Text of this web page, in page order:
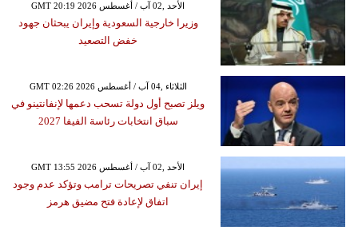
GMT 20:19 2026 الأحد ,02 آب / أغسطس
وزيرا خارجية السعودية وإيران يبحثان جهود
خفض التصعيد
GMT 02:26 2026 الثلاثاء ,04 آب / أغسطس
ويلز تصبح أول دولة تسحب دعمها لإنفانتينو في
سباق انتخابات رئاسة الفيفا 2027
GMT 13:55 2026 الأحد ,02 آب / أغسطس
إيران تنفي تصريحات ترامب وتؤكد عدم وجود
اتفاق لإعادة فتح مضيق هرمز